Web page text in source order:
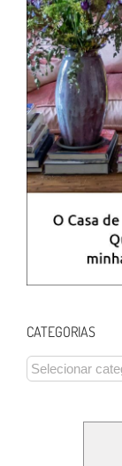
CATEGORIAS
CATEGORIAS